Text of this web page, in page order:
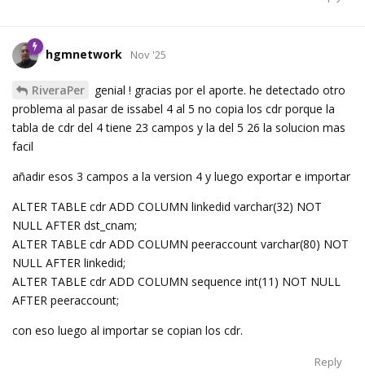
hgmnetwork Nov '25
RiveraPer
genial ! gracias por el aporte. he detectado otro
problema al pasar de issabel 4 al 5 no copia los cdr porque la
tabla de cdr del 4 tiene 23 campos y la del 5 26 la solucion mas
facil
añadir esos 3 campos a la version 4 y luego exportar e importar
ALTER TABLE cdr ADD COLUMN linkedid varchar(32) NOT
NULL AFTER dst_cnam;
ALTER TABLE cdr ADD COLUMN peeraccount varchar(80) NOT
NULL AFTER linkedid;
ALTER TABLE cdr ADD COLUMN sequence int(11) NOT NULL
AFTER peeraccount;
con eso luego al importar se copian los cdr.
Reply